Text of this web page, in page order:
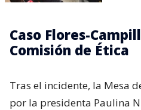
Caso Flores-
Comisión de Ética
Tras el incidente, la Mesa
por la presidenta Paulina